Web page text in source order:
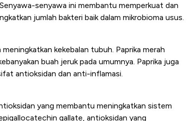
senyawa ini membantu memperkuat dan
jumlah bakteri baik dalam mikrobioma usus.
kekebalan tubuh. Paprika merah
buah jeruk pada umumnya. Paprika juga
antioksidan dan anti-inflamasi.
yang membantu meningkatkan sistem
gallate, antioksidan yang